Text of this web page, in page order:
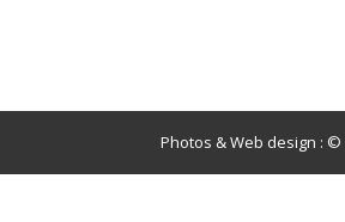
Photos & Web design : ©